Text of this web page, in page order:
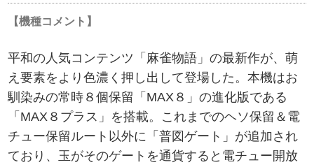
【機種コメント】
平和の人気コンテンツ「麻雀物語」の最新作が、萌
え要素をより色濃く押し出して登場した。本機はお
馴染みの常時８個保留「MAX８」の進化版である
「MAX８プラス」を搭載。これまでのヘソ保留＆電
チュー保留ルート以外に「普図ゲート」が追加され
ており、玉がそのゲートを通貨すると電チュー開放